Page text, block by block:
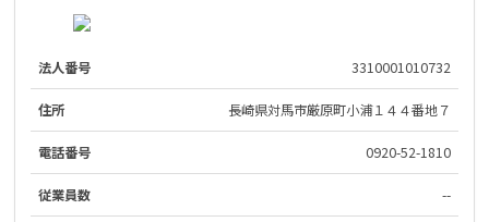
法人番号 3310001010732
住所 長崎県対馬市厳原町小浦１４４番地７
電話番号 0920-52-1810
従業員数 --